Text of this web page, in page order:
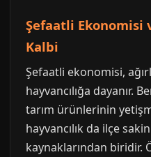
Şefaatli Ekonomisi
Kalbi
Şefaatli ekonomisi,
hayvancılığa dayanır.
tarım ürünlerinin
hayvancılık da ilçe
kaynaklarından biridir.